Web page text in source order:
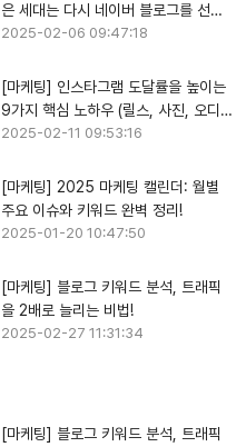
은 세대는 다시 네이버 블로그를 선택
할까?
2025-02-06 09:47:18
[마케팅] 인스타그램 도달률을 높이는
9가지 핵심 노하우 (릴스, 사진, 오디오
활용)
2025-02-11 09:53:16
[마케팅] 2025 마케팅 캘린더: 월별
주요 이슈와 키워드 완벽 정리!
2025-01-20 10:47:50
[마케팅] 블로그 키워드 분석, 트래픽
을 2배로 늘리는 비법!
2025-02-27 11:31:34
[마케팅] 블로그 키워드 분석, 트래픽